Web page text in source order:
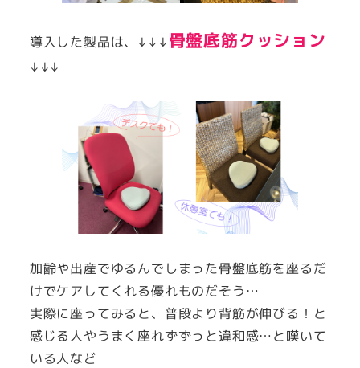
導入した製品は、↓↓↓骨盤底筋クッション
↓↓↓
加齢や出産でゆるんでしまった骨盤底筋を座るだ
けでケアしてくれる優れものだそう…
実際に座ってみると、普段より背筋が伸びる！と
感じる人やうまく座れずずっと違和感…と嘆いて
いる人など